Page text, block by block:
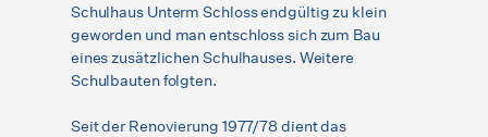
Schulhaus Unterm Schloss endgültig zu klein
geworden und man entschloss sich zum Bau
eines zusätzlichen Schulhauses. Weitere
Schulbauten folgten.
Seit der Renovierung 1977/78 dient das